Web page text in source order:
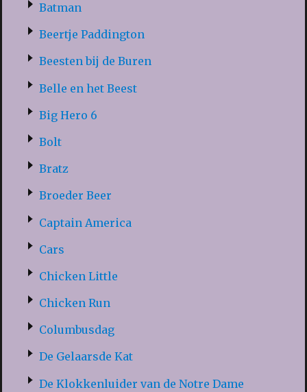
Batman
Beertje Paddington
Beesten bij de Buren
Belle en het Beest
Big Hero 6
Bolt
Bratz
Broeder Beer
Captain America
Cars
Chicken Little
Chicken Run
Columbusdag
De Gelaarsde Kat
De Klokkenluider van de Notre Dame